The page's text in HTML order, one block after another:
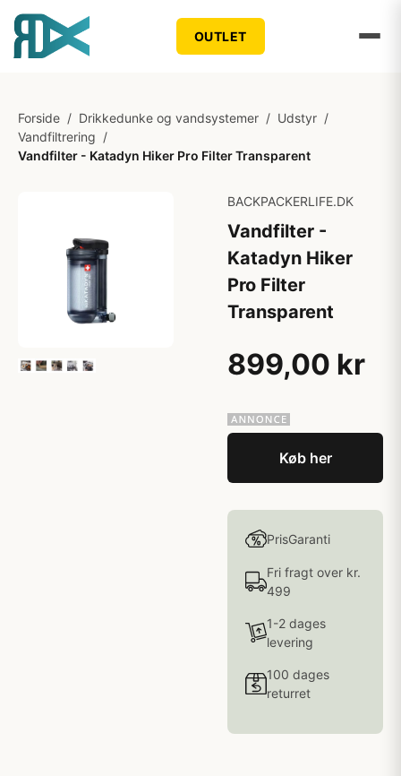
OUTLET
Forside / Drikkedunke og vandsystemer / Udstyr /
Vandfiltrering /
Vandfilter - Katadyn Hiker Pro Filter Transparent
BACKPACKERLIFE.DK
Vandfilter -
Katadyn Hiker
Pro Filter
Transparent
899,00 kr
Køb her
PrisGaranti
Fri fragt over kr.
499
1-2 dages
levering
100 dages
returret